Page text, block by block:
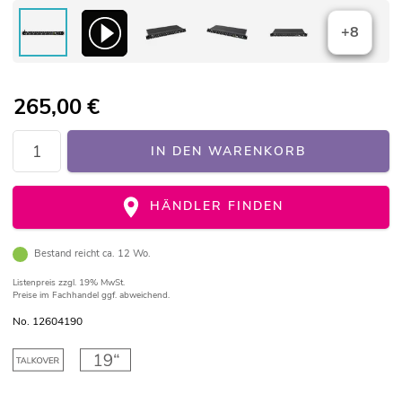
+8
265,00€
IN DEN WARENKORB
HÄNDLER FINDEN
Bestand reicht ca. 12 Wo.
Listenpreis zzgl. 19% MwSt.
Preise im Fachhandel ggf. abweichend.
No. 12604190